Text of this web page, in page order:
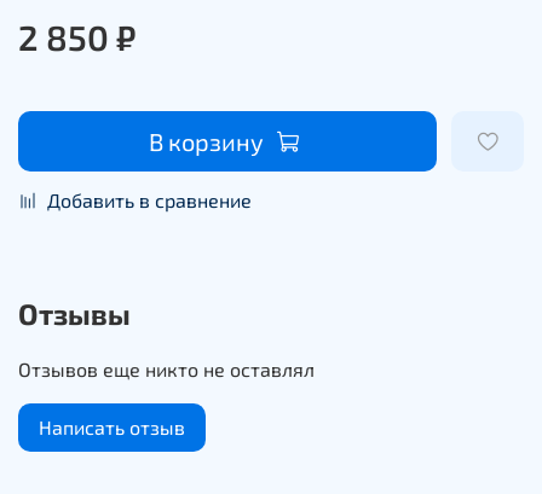
2 850 ₽
В корзину
Добавить в сравнение
Отзывы
Отзывов еще никто не оставлял
Написать отзыв